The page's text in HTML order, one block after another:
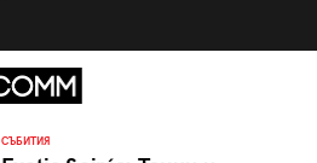
СЪБИТИЯ